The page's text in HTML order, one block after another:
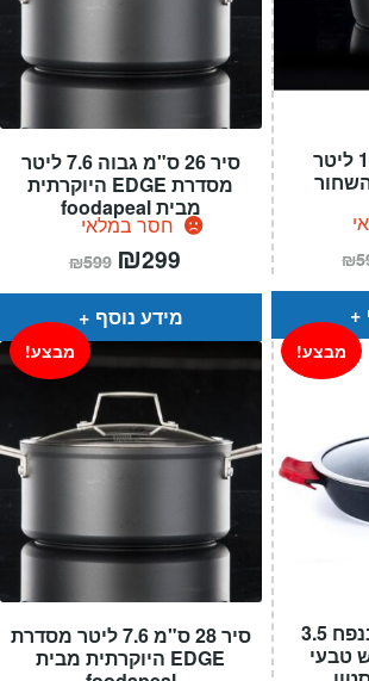
סיר 26 ס"מ גבוה 7.6 ליטר
מסדרת EDGE היוקרתית
מבית foodapeal
חסר במלאי
₪599 המחיר
המקורי
היה:
₪599.
₪299
הוא:
מידע נוסף
סיר 32 נפח 10.7 ליטר
₪
סיר 28 ס"מ 7.6 ליטר מסדרת
EDGE היוקרתית מבית
מבצע!
סוטאז' 28 ס"מ בנפח 3.5
טבעי
מבצע!